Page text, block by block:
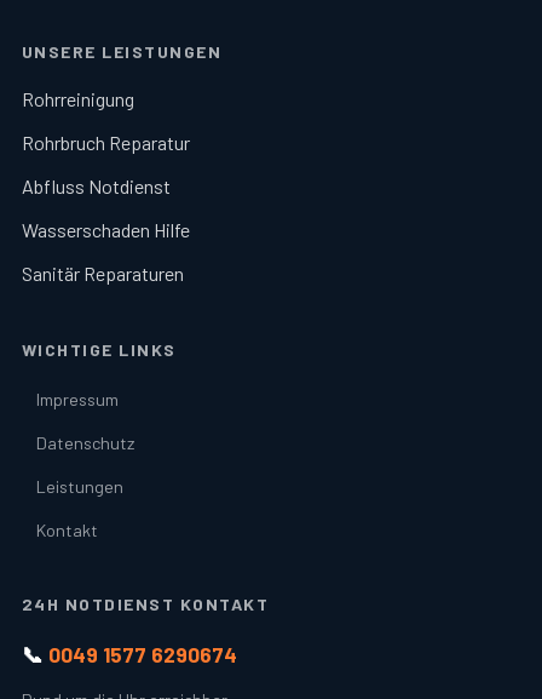
UNSERE LEISTUNGEN
Rohrreinigung
Rohrbruch Reparatur
Abfluss Notdienst
Wasserschaden Hilfe
Sanitär Reparaturen
WICHTIGE LINKS
Impressum
Datenschutz
Leistungen
Kontakt
24H NOTDIENST KONTAKT
📞 0049 1577 6290674